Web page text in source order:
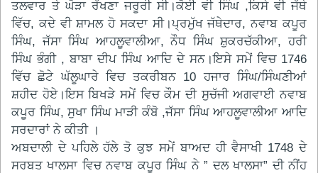
ਤਲਵਾਰ ਤੇ ਘੋੜਾ ਰੱਖਣਾ ਜਰੂਰੀ ਸੀ।ਕੋਈ ਵੀ ਸਿੰਘ ,ਕਿਸੇ ਵੀ ਜੱਥੇ
ਵਿੱਚ, ਕਦੇ ਵੀ ਸ਼ਾਮਲ ਹੋ ਸਕਦਾ ਸੀ।ਪ੍ਰਮੁੱਖ ਜੱਥੇਦਾਰ, ਨਵਾਬ ਕਪੂਰ
ਸਿੰਘ, ਜੱਸਾ ਸਿੰਘ ਆਹਲੂਵਾਲੀਆ, ਨੌਧ ਸਿੰਘ ਸ਼ੁਕਰਚੱਕੀਆ, ਹਰੀ
ਸਿੰਘ ਭੰਗੀ , ਬਾਬਾ ਦੀਪ ਸਿੰਘ ਆਦਿ ਦੇ ਸਨ।ਇਸੇ ਸਮੇਂ ਵਿਚ 1746
ਵਿੱਚ ਛੋਟੇ ਘੱਲੂਘਾਰੇ ਵਿਚ ਤਕਰੀਬਨ 10 ਹਜਾਰ ਸਿੰਘ/ਸਿੰਘਣੀਆਂ
ਸ਼ਹੀਦ ਹੋਏ।ਇਸ ਬਿਖੜੇ ਸਮੇਂ ਵਿਚ ਕੌਮ ਦੀ ਸੁਚੱਜੀ ਅਗਵਾਈ ਨਵਾਬ
ਕਪੂਰ ਸਿੰਘ, ਸੁਖਾ ਸਿੰਘ ਮਾੜੀ ਕੰਬੋ ,ਜੱਸਾ ਸਿੰਘ ਆਹਲੂਵਾਲੀਆ ਆਦਿ
ਸਰਦਾਰਾਂ ਨੇ ਕੀਤੀ ।
ਅਬਦਾਲੀ ਦੇ ਪਹਿਲੇ ਹੱਲੇ ਤੋ ਕੁਝ ਸਮੇਂ ਬਾਅਦ ਹੀ ਵੈਸਾਖੀ 1748 ਦੇ
ਸਰਬਤ ਖਾਲਸਾ ਵਿਚ ਨਵਾਬ ਕਪੂਰ ਸਿੰਘ ਨੇ ” ਦਲ ਖਾਲਸਾ” ਦੀ ਨੀਂਹ